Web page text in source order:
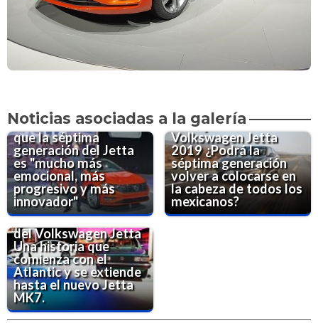
Noticias asociadas a la galería
Volkswagen Jetta
2019Bischoff dice
que la séptima
generación del Jetta
es "mucho más
emocional, más
progresivo y más
innovador"
Manejamos el
Volkswagen Jetta
2019¿Podrá la
séptima generación
volver a colocarse en
la cabeza de todos los
mexicanos?
Las 7 generaciones
del Volkswagen Jetta
Una historia que
comienza con el
Atlantic y se extiende
hasta el nuevo Jetta
MK7.